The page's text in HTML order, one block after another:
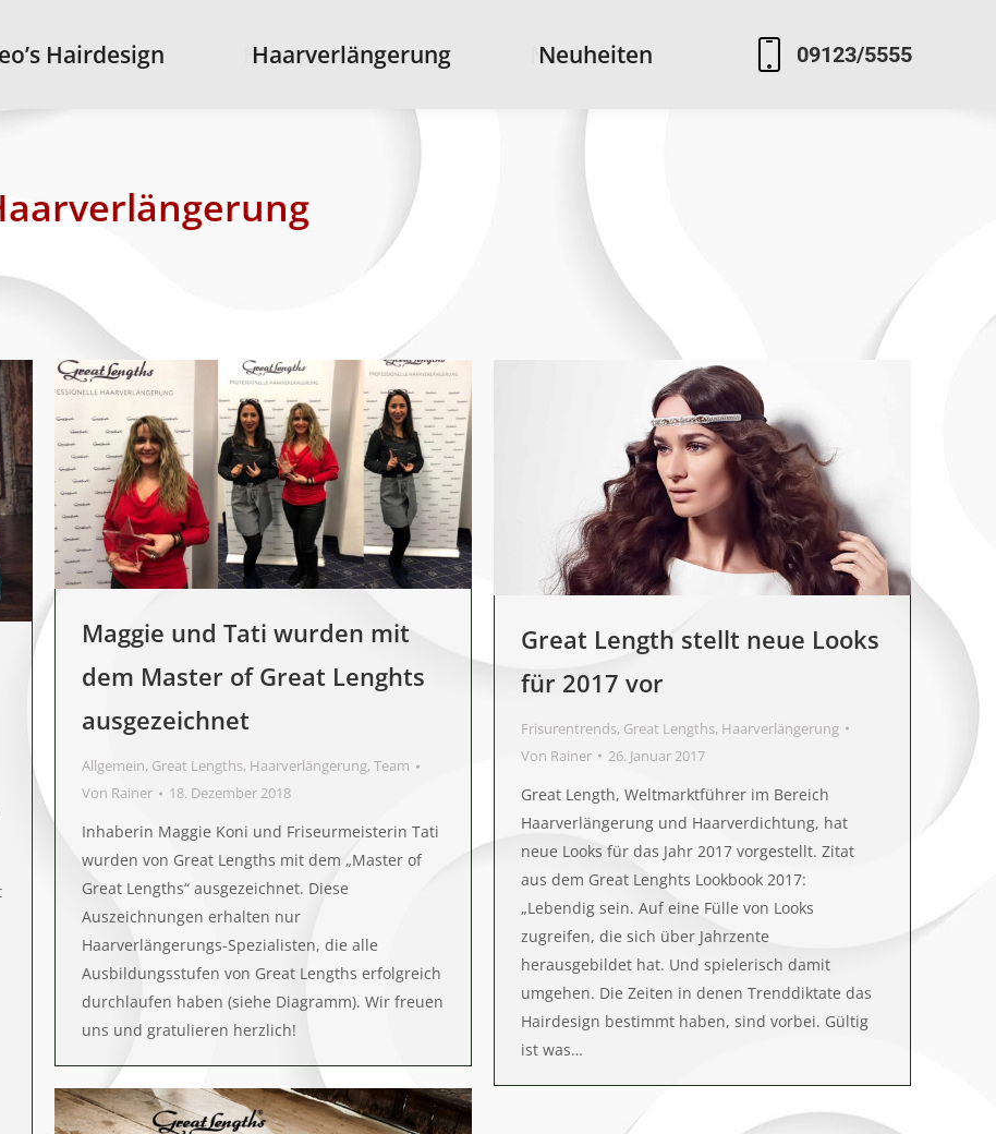
Hairdesign Haarverlängerung Neuheiten 09123/5555
Maggie und Tati wurden mit
dem Master of Great Lenghts
ausgezeichnet
Allgemein, Great Lengths, Haarverlängerung, Team
Von Rainer 18. Dezember 2018
Inhaberin Maggie Koni und Friseurmeisterin Tati
wurden von Great Lengths mit dem „Master of
Great Lengths“ ausgezeichnet. Diese
Auszeichnungen erhalten nur
Haarverlängerungs-Spezialisten, die alle
Ausbildungsstufen von Great Lengths erfolgreich
durchlaufen haben (siehe Diagramm). Wir freuen
uns und gratulieren herzlich!
Great Length stellt neue Looks
für 2017 vor
Frisurentrends, Great Lengths, Haarverlängerung
Von Rainer 26. Januar 2017
Great Length, Weltmarktführer im Bereich
Haarverlängerung und Haarverdichtung, hat
neue Looks für das Jahr 2017 vorgestellt. Zitat
aus dem Great Lenghts Lookbook 2017:
„Lebendig sein. Auf eine Fülle von Looks
zugreifen, die sich über Jahrzente
herausgebildet hat. Und spielerisch damit
umgehen. Die Zeiten in denen Trenddiktate das
Hairdesign bestimmt haben, sind vorbei. Gültig
ist was…
Hairdesign Haarverlängerung Neuheiten 09123/5555